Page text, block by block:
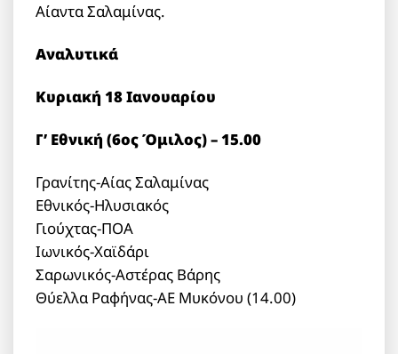
Αίαντα Σαλαμίνας.
Αναλυτικά
Κυριακή 18 Ιανουαρίου
Γ’ Εθνική (6ος Όμιλος) – 15.00
Γρανίτης-Αίας Σαλαμίνας
Εθνικός-Ηλυσιακός
Γιούχτας-ΠΟΑ
Ιωνικός-Χαϊδάρι
Σαρωνικός-Αστέρας Βάρης
Θύελλα Ραφήνας-ΑΕ Μυκόνου (14.00)